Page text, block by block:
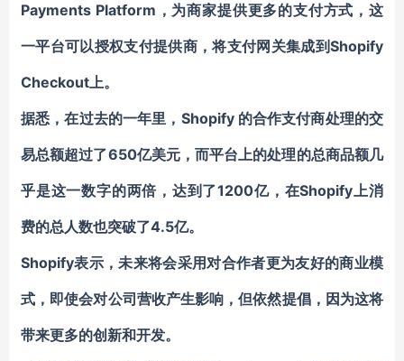
Payments Platform ，为商家提供更多的支付方式，这
一平台可以授权支付提供商，将支付网关集成到Shopify
Checkout上。
据悉，在过去的一年里，Shopify 的合作支付商处理的交
易总额超过了650亿美元，而平台上的处理的总商品额几
乎是这一数字的两倍，达到了1200亿，在Shopify上消
费的总人数也突破了4.5亿。
Shopify表示，未来将会采用对合作者更为友好的商业模
式，即使会对公司营收产生影响，但依然提倡，因为这将
带来更多的创新和开发。